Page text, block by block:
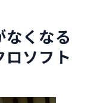
なくなる
ロソフト